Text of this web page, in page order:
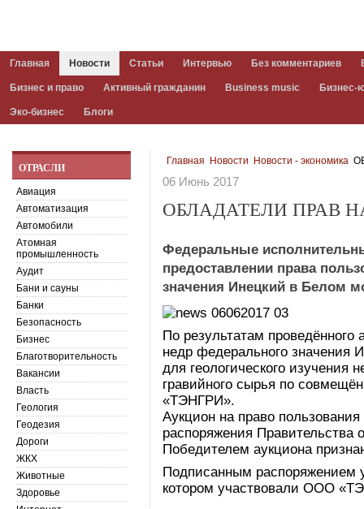
Главная Новости Статьи Интервью Без комментариев
Бизнес и право Активный гражданин Business music Бизнес-
Эко-бизнес Блоги
Главная Новости Новости - экономика
06 Июнь 2017
ОБЛАДАТЕЛИ ПРАВ
Федеральные
предоставлении права
значения Инецкий в Белом
По результатам проведённого
недр федерального значения
для геологического изучения
гравийного сырья по
«ТЭНГРИ».
Аукцион на право
распоряжения Правительства
Победителем аукциона
Подписанным распоряжением
котором участвовали ООО
ОТРАСЛИ
Авиация
Автоматизация
Автомобили
Атомная
промышленность
Аудит
Бани и сауны
Банки
Безопасность
Бизнес
Благотворительность
Вакансии
Власть
Геология
Геодезия
Дороги
ЖКХ
Животные
Здоровье